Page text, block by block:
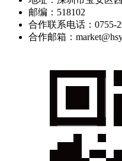
邮编：518102
合作联系电话：0755-
合作邮箱：